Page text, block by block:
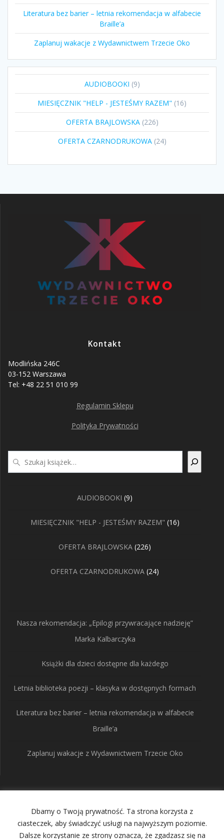
Dbamy o Twoją prywatność. Ta strona korzysta z
ciasteczek, aby świadczyć usługi na najwyższym poziomie.
Dalsze korzystanie ze strony oznacza, że zgadzasz się na
Literatura bez barier – letnia rekomendacja w alfabecie
Braille’a
Zaplanuj wakacje z Wydawnictwem Trzecie Oko
AUDIOBOOKI 99
produktów
MIESIĘCZNIK "HELP - JESTEŚMY RAZEM" 1616
produktów
OFERTA BRAJLOWSKA 226226
produktów
OFERTA CZARNODRUKOWA 2424
Kontakt
Modlińska 246C
03-152 Warszawa
Tel: +48 22 51 010 99
Regulamin Sklepu
Polityka Prywatności
AUDIOBOOKI 99
MIESIĘCZNIK "HELP - JESTEŚMY RAZEM" 1616
OFERTA BRAJLOWSKA 226226
OFERTA CZARNODRUKOWA 2424
Nasza rekomendacja: „Epilogi przywracające nadzieję”
Marka Kalbarczyka
Książki dla dzieci dostępne dla każdego
Letnia biblioteka poezji – klasyka w dostępnych formach
Literatura bez barier – letnia rekomendacja w alfabecie
Braille’a
Zaplanuj wakacje z Wydawnictwem Trzecie Oko
Wydawnictwo Trzecie
Oko